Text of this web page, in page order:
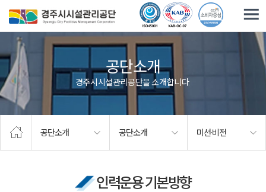
공단소개
경주시시설관리공단을 소개합니다.
공단소개 공단소개 미션·비전
인력운용 기본방향